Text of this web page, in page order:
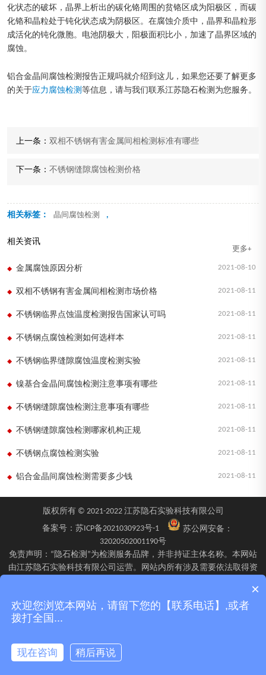
化状态的破坏，晶界上析出的碳化铬周围的贫铬区成为阳极区，而碳
化铬和晶粒处于钝化状态成为阴极区。在腐蚀介质中，晶界和晶粒形
成活化的钝化微胞。电池阴极大，阳极面积比小，加速了晶界区域的
腐蚀。
铝合金晶间腐蚀检测报告正规吗就介绍到这儿，如果您还要了解更多
的关于应力腐蚀检测等信息，请与我们联系江苏隐石检测为您服务。
上一条： 双相不锈钢有害金属间相检测标准有哪些
下一条： 不锈钢缝隙腐蚀检测价格
相关标签： 晶间腐蚀检测 ,
相关资讯
更多+
2021-08-10
金属腐蚀原因分析
2021-08-11
双相不锈钢有害金属间相检测市场价格
2021-08-11
不锈钢临界点蚀温度检测报告国家认可吗
2021-08-11
不锈钢点腐蚀检测如何选样本
2021-08-11
不锈钢临界缝隙腐蚀温度检测实验
2021-08-11
镍基合金晶间腐蚀检测注意事项有哪些
2021-08-11
不锈钢缝隙腐蚀检测注意事项有哪些
2021-08-11
不锈钢缝隙腐蚀检测哪家机构正规
2021-08-11
不锈钢点腐蚀检测实验
2021-08-11
铝合金晶间腐蚀检测需要多少钱
版权所有 © 2021-2022 江苏隐石实验科技有限公司
备案号： 苏ICP备2021030923号-1
苏公网安备：
32020502001190号
免责声明：“隐石检测”为检测服务品牌，并非持证主体名称。本网站
由江苏隐石实验科技有限公司运营。网站内所有涉及需要依法取得资
石检验检测有限公司、四川隐石检验检测有限公司、南京隐石安全阀
校验有限公司在资质认定能力范围内具体实施并出具报告。不同检测
项目的资质适用范围、报告标识及出具主体可能不同，具体情况以双
×
欢迎您浏览本网站，请留下您的【联系电话】,或者
拨打全国...
现在咨询 稍后再说